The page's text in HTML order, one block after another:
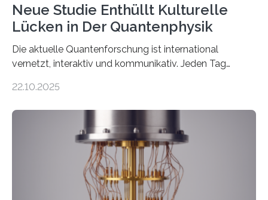
Neue Studie Enthüllt Kulturelle
Lücken in Der Quantenphysik
Die aktuelle Quantenforschung ist international
vernetzt, interaktiv und kommunikativ. Jeden Tag
oft von Autor*innen, die eng zusammenarbeiten. Neue
werden schnell weiterentwickelt. Dies ist der Alltag in
der Forschung der Quantentheorie, die dieses Jahr 100
Jahre alt geworden ist, weshalb die UNESCO 2025 zum
Internationalen Jahr der Quantenwissenschaft und -
technologie ausgerufen hat. Doch nun hat eine
22.10.2025